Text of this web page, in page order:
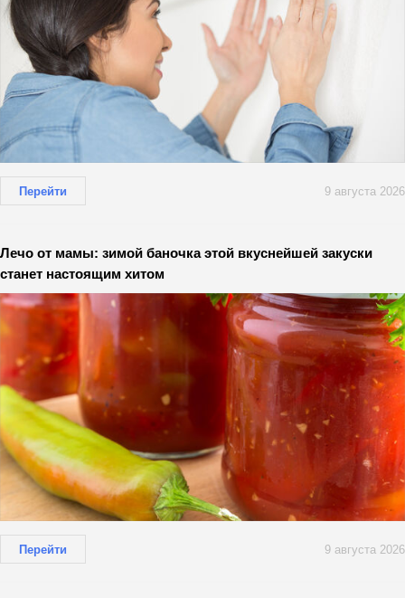
Перейти 9 августа 2026
Лечо от мамы: зимой баночка этой вкуснейшей закуски
станет настоящим хитом
Перейти 9 августа 2026